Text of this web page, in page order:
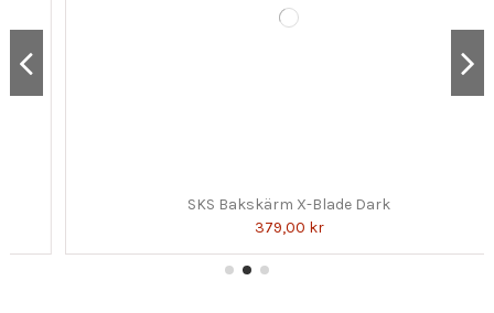
SKS Bakskärm X-Blade Dark
379,00 kr